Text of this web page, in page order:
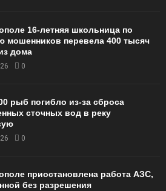
16-летняя школьница по
мошенников перевела 400 тысяч
дома
0
рыб погибло из-за сброса
сточных вод в реку
0
приостановлена работа АЗС,
без разрешения